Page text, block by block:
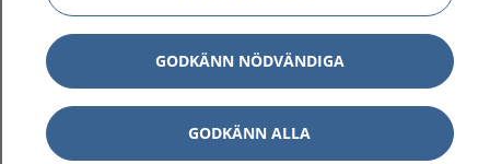
Inställningar för kakor
1177 – en tjänst frånInera.
GODKÄNN NÖDVÄNDIGA
GODKÄNN ALLA